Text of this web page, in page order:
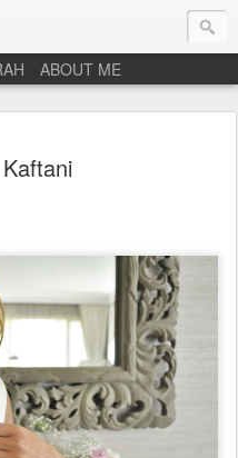
ABOUT ME